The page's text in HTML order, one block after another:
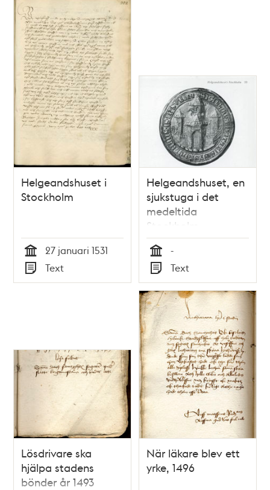
poster
och
teman
Helgeandshuset i
Stockholm
Tid
27 januari 1531
Typ
Text
Helgeandshuset, en
sjukstuga i det
medeltida
Stockholm
Tid
-
Typ
Text
Lösdrivare ska
hjälpa stadens
bönder år 1493
När läkare blev ett
yrke, 1496